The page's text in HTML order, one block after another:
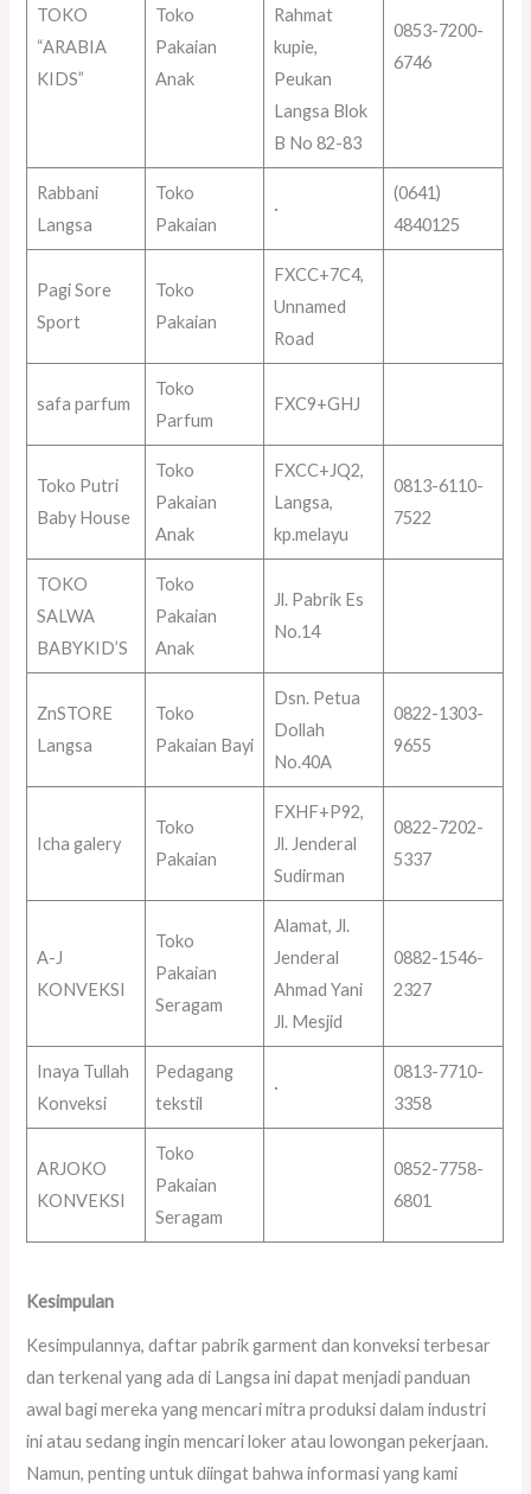
TOKO
“ARABIA
KIDS”
Toko
Pakaian
Anak
Rahmat
kupie,
Peukan
Langsa Blok
B No 82-83
0853-7200-
6746
Rabbani
Langsa
Toko
Pakaian
·
(0641)
4840125
Pagi Sore
Sport
Toko
Pakaian
FXCC+7C4,
Unnamed
Road
safa parfum
Toko
Parfum
FXC9+GHJ
Toko Putri
Baby House
Toko
Pakaian
Anak
FXCC+JQ2,
Langsa,
kp.melayu
0813-6110-
7522
TOKO
SALWA
BABYKID’S
Toko
Pakaian
Anak
Jl. Pabrik Es
No.14
ZnSTORE
Langsa
Toko
Pakaian Bayi
Dsn. Petua
Dollah
No.40A
0822-1303-
9655
Icha galery
Toko
Pakaian
FXHF+P92,
Jl. Jenderal
Sudirman
0822-7202-
5337
A-J
KONVEKSI
Toko
Pakaian
Seragam
Alamat, Jl.
Jenderal
Ahmad Yani
Jl. Mesjid
0882-1546-
2327
Inaya Tullah
Konveksi
Pedagang
tekstil
·
0813-7710-
3358
ARJOKO
KONVEKSI
Toko
Pakaian
Seragam
0852-7758-
6801
Kesimpulan
Kesimpulannya, daftar pabrik garment dan konveksi terbesar
dan terkenal yang ada di Langsa ini dapat menjadi panduan
awal bagi mereka yang mencari mitra produksi dalam industri
ini atau sedang ingin mencari loker atau lowongan pekerjaan.
Namun, penting untuk diingat bahwa informasi yang kami